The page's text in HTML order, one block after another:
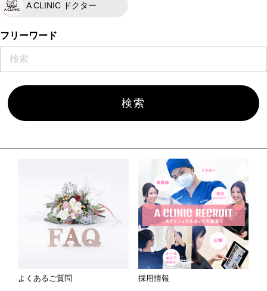
A CLINIC ドクター
フリーワード
よくあるご質問 採用情報